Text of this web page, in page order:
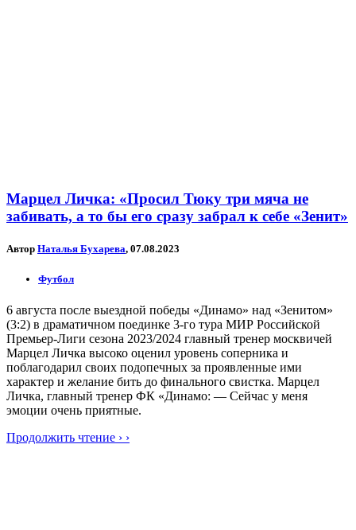
Марцел Личка: «Просил Тюку три мяча не
забивать, а то бы его сразу забрал к себе «Зенит»
Автор Наталья Бухарева, 07.08.2023
Футбол
6 августа после выездной победы «Динамо» над «Зенитом»
(3:2) в драматичном поединке 3-го тура МИР Российской
Премьер-Лиги сезона 2023/2024 главный тренер москвичей
Марцел Личка высоко оценил уровень соперника и
поблагодарил своих подопечных за проявленные ими
характер и желание бить до финального свистка. Марцел
Личка, главный тренер ФК «Динамо: — Сейчас у меня
эмоции очень приятные.
Продолжить чтение › ›